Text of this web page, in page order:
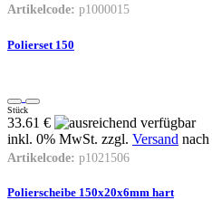
Artikelcode: p1000015
Polierset 150
Stück
33.61 €
inkl. 0% MwSt. zzgl. Versand nach
Artikelcode: p1021506
Polierscheibe 150x20x6mm hart